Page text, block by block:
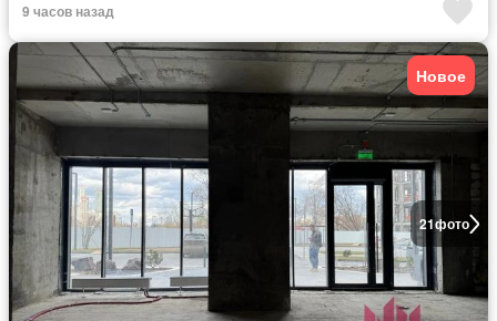
9 часов назад
21фото
Новое